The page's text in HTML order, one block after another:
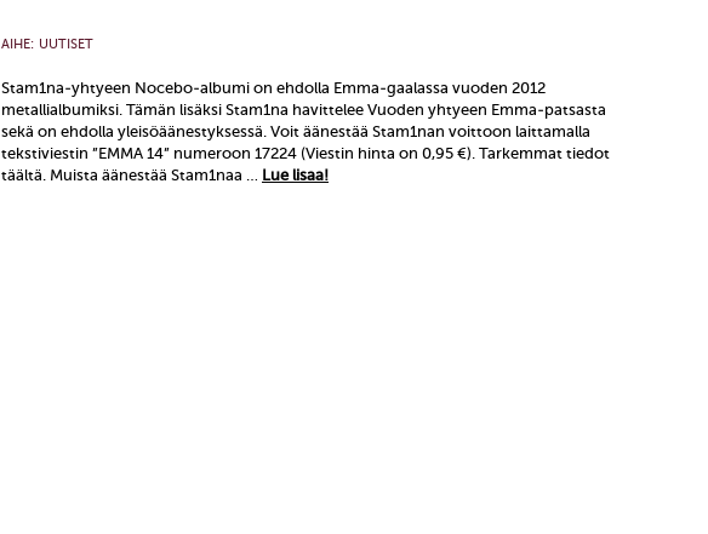
AIHE: UUTISET
Stam1na-yhtyeen Nocebo-albumi on ehdolla Emma-gaalassa vuoden 2012
metallialbumiksi. Tämän lisäksi Stam1na havittelee Vuoden yhtyeen Emma-patsasta
sekä on ehdolla yleisöäänestyksessä. Voit äänestää Stam1nan voittoon laittamalla
tekstiviestin ”EMMA 14” numeroon 17224 (Viestin hinta on 0,95 €). Tarkemmat tiedot
täältä. Muista äänestää Stam1naa … Lue lisaa!